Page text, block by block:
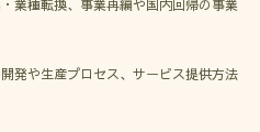
業種転換、事業再編や国内回帰の事業
発や生産プロセス、サービス提供方法